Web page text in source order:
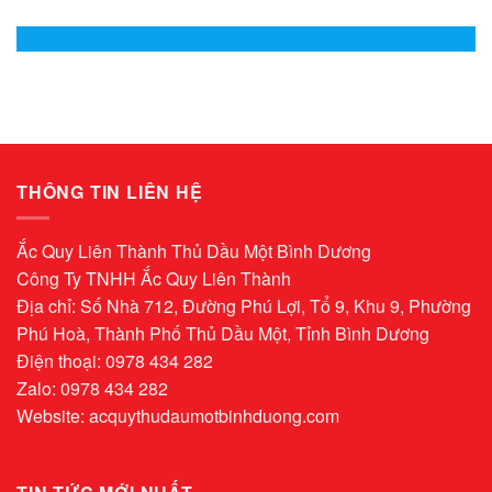
THÔNG TIN LIÊN HỆ
Ắc Quy Liên Thành Thủ Dầu Một Bình Dương
Công Ty TNHH Ắc Quy Liên Thành
Địa chỉ: Số Nhà 712, Đường Phú Lợi, Tổ 9, Khu 9, Phường
Phú Hoà, Thành Phố Thủ Dầu Một, Tỉnh Bình Dương
Điện thoại: 0978 434 282
Zalo: 0978 434 282
Website: acquythudaumotbinhduong.com